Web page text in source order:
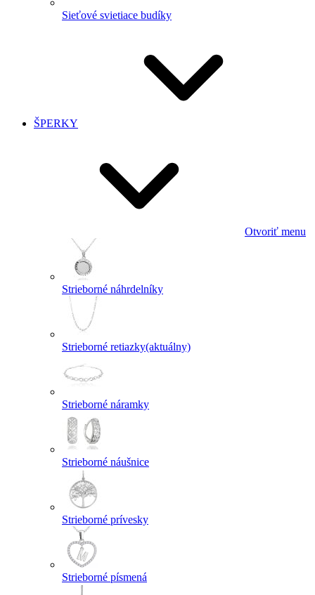
Sieťové svietiace budíky
ŠPERKY
Otvoriť menu
Strieborné náhrdelníky
Strieborné retiazky(aktuálny)
Strieborné náramky
Strieborné náušnice
Strieborné prívesky
Strieborné písmená